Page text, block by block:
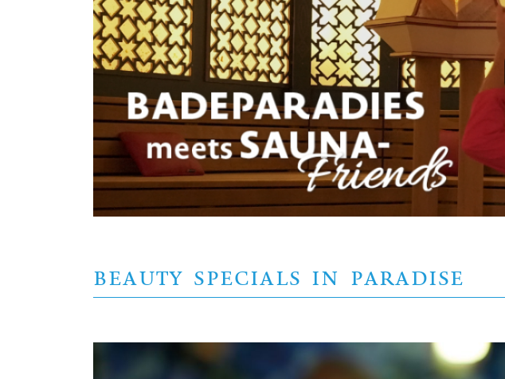
BEAUTY SPECIALS IN PARADISE